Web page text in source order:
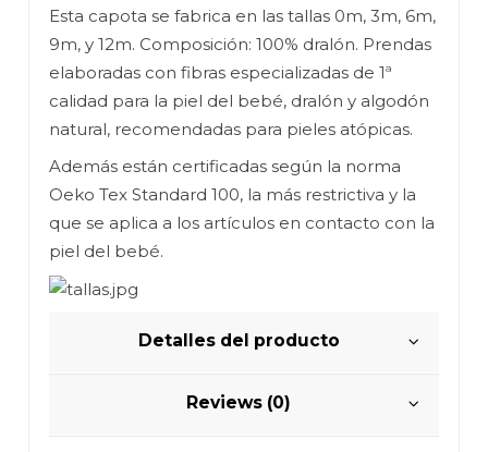
Esta capota se fabrica en las tallas 0m, 3m, 6m,
9m, y 12m. Composición: 100% dralón. Prendas
elaboradas con fibras especializadas de 1ª
calidad para la piel del bebé, dralón y algodón
natural, recomendadas para pieles atópicas.
Además están certificadas según la norma
Oeko Tex Standard 100, la más restrictiva y la
que se aplica a los artículos en contacto con la
piel del bebé.
Detalles del producto
Reviews (0)